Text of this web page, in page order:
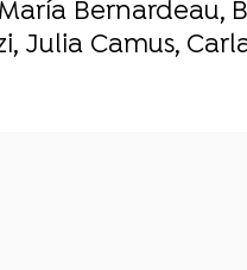
Bernardeau,
Julia Camus,